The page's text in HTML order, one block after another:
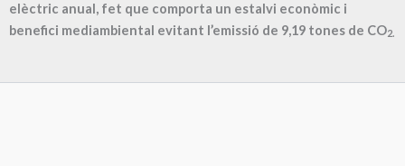
elèctric anual, fet que comporta un estalvi econòmic i
benefici mediambiental evitant l’emissió de 9,19 tones de CO2.